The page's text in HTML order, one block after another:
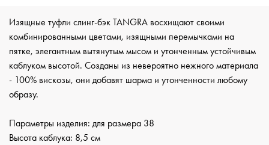
Изящные туфли слинг-бэк TANGRA восхищают своими
комбинированными цветами, изящными перемычками на
пятке, элегантным вытянутым мысом и утонченным устойчивым
каблуком высотой. Созданы из невероятно нежного материала
- 100% вискозы, они добавят шарма и утонченности любому
образу.
Параметры изделия: для размера 38
Высота каблука: 8,5 см